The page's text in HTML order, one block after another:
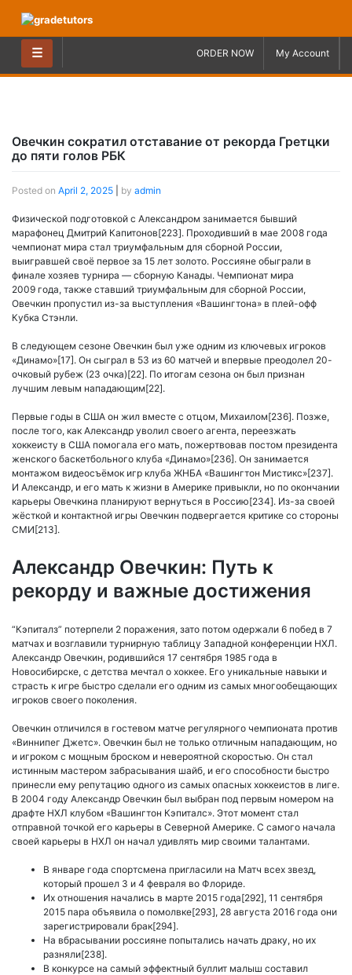
content
☰ ORDER NOW My Account
Овечкин сократил отставание от рекорда Гретцки
до пяти голов РБК
Posted on April 2, 2025 by admin
Физической подготовкой с Александром занимается бывший
марафонец Дмитрий Капитонов[223]. Проходивший в мае 2008 года
чемпионат мира стал триумфальным для сборной России,
выигравшей своё первое за 15 лет золото. Россияне обыграли в
финале хозяев турнира — сборную Канады. Чемпионат мира
2009 года, также ставший триумфальным для сборной России,
Овечкин пропустил из-за выступления «Вашингтона» в плей-офф
Кубка Стэнли.
В следующем сезоне Овечкин был уже одним из ключевых игроков
«Динамо»[17]. Он сыграл в 53 из 60 матчей и впервые преодолел 20-
очковый рубеж (23 очка)[22]. По итогам сезона он был признан
лучшим левым нападающим[22].
Первые годы в США он жил вместе с отцом, Михаилом[236]. Позже,
после того, как Александр уволил своего агента, переезжать
хоккеисту в США помогала его мать, пожертвовав постом президента
женского баскетбольного клуба «Динамо»[236]. Он занимается
монтажом видеосъёмок игр клуба ЖНБА «Вашингтон Мистикс»[237].
И Александр, и его мать к жизни в Америке привыкли, но по окончании
карьеры Овечкина планируют вернуться в Россию[234]. Из-за своей
жёсткой и контактной игры Овечкин подвергается критике со стороны
СМИ[213].
Александр Овечкин: Путь к
рекорду и важные достижения
“Кэпиталз” потерпели 2 поражения, зато потом одержали 6 побед в 7
матчах и возглавили турнирную таблицу Западной конференции НХЛ.
Александр Овечкин, родившийся 17 сентября 1985 года в
Новосибирске, с детства мечтал о хоккее. Его уникальные навыки и
страсть к игре быстро сделали его одним из самых многообещающих
игроков своего поколения.
Овечкин отличился в гостевом матче регулярного чемпионата против
«Виннипег Джетс». Овечкин был не только отличным нападающим, но
и игроком с мощным броском и невероятной скоростью. Он стал
истинным мастером забрасывания шайб, и его способности быстро
принесли ему репутацию одного из самых опасных хоккеистов в лиге.
В 2004 году Александр Овечкин был выбран под первым номером на
драфте НХЛ клубом «Вашингтон Кэпиталс». Этот момент стал
отправной точкой его карьеры в Северной Америке. С самого начала
своей карьеры в НХЛ он начал удивлять мир своими талантами.
В январе года спортсмена пригласили на Матч всех звезд,
который прошел 3 и 4 февраля во Флориде.
Их отношения начались в марте 2015 года[292], 11 сентября
2015 пара объявила о помолвке[293], 28 августа 2016 года они
зарегистрировали брак[294].
На вбрасывании россияне попытались начать драку, но их
разняли[238].
В конкурсе на самый эффектный буллит малыш составил